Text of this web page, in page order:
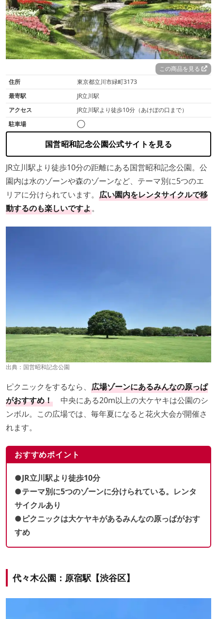
この商品を見る
住所
東京都立川市緑町3173
最寄駅
JR立川駅
アクセス
JR立川駅より徒歩10分（あけぼの口まで）
駐車場
◯
国営昭和記念公園公式サイトを見る
JR立川駅より徒歩10分の距離にある国営昭和記念公園。公
園内は水のゾーンや森のゾーンなど、テーマ別に5つのエ
リアに分けられています。 広い園内をレンタサイクルで移
動するのも楽しいですよ。
出典： 国営昭和記念公園
ピクニックをするなら、 広場ゾーンにあるみんなの原っぱ
がおすすめ！ 中央にある20m以上の大ケヤキは公園のシ
ンボル。この広場では、毎年夏になると花火大会が開催さ
れます。
おすすめポイント
●JR立川駅より徒歩10分
●テーマ別に5つのゾーンに分けられている。レンタ
サイクルあり
●ピクニックは大ケヤキがあるみんなの原っぱがおす
すめ
代々木公園：原宿駅【渋谷区】